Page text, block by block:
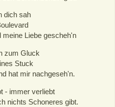
dich sah
Liebe gescheh'n
zum Gluck
Stuck
hat mir nachgeseh'n.
- immer verliebt
nichts Schoneres gibt.